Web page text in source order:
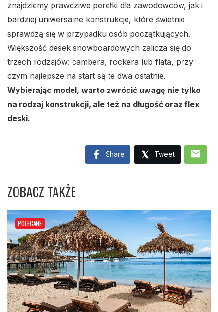
znajdziemy prawdziwe perełki dla zawodowców, jak i
bardziej uniwersalne konstrukcje, które świetnie
sprawdzą się w przypadku osób początkujących.
Większość desek snowboardowych zalicza się do
trzech rodzajów: cambera, rockera lub flata, przy
czym najlepsze na start są te dwa ostatnie.
Wybierając model, warto zwrócić uwagę nie tylko
na rodzaj konstrukcji, ale też na długość oraz flex
deski.
Share Tweet mail
ZOBACZ TAKŻE
POLECANE